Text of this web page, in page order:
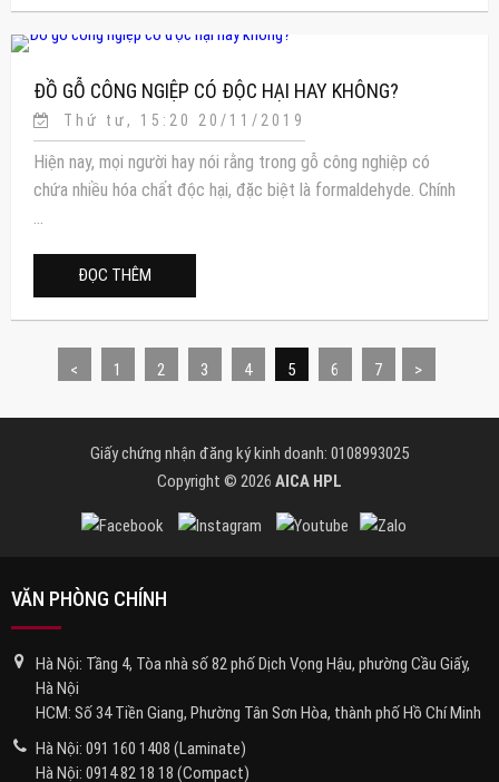
ĐỒ GỖ CÔNG NGIỆP CÓ ĐỘC HẠI HAY KHÔNG?
Thứ tư, 15:20 20/11/2019
Hiện nay, mọi người hay nói rằng trong gỗ công nghiệp có
chứa nhiều hóa chất độc hại, đặc biệt là formaldehyde. Chính
...
ĐỌC THÊM
< 1 2 3 4 5 6 7 >
Giấy chứng nhận đăng ký kinh doanh: 0108993025
Copyright © 2026 AICA HPL
VĂN PHÒNG CHÍNH
Hà Nội: Tầng 4, Tòa nhà số 82 phố Dịch Vọng Hậu, phường Cầu Giấy,
Hà Nội
HCM: Số 34 Tiền Giang, Phường Tân Sơn Hòa, thành phố Hồ Chí Minh
Hà Nội: 091 160 1408 (Laminate)
Hà Nội: 0914 82 18 18 (Compact)